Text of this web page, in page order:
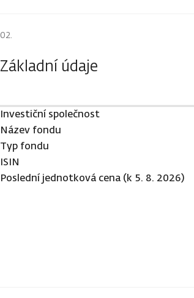
Základní údaje
Investiční společnost
Název fondu
Typ fondu
ISIN
Poslední jednotková cena (k 5. 8. 2026)